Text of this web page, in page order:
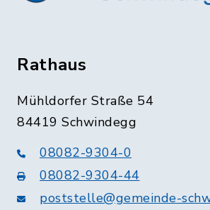
Rathaus
Mühldorfer Straße 54
84419 Schwindegg
08082-9304-0
08082-9304-44
poststelle@gemeinde-